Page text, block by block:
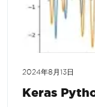
2024年8月13日
Keras